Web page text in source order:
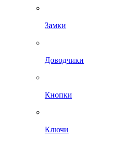
Замки
Доводчики
Кнопки
Ключи